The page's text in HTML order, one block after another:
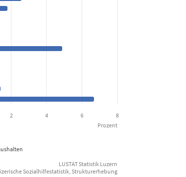
Merkmalen 2021
6.7.
Prozent
2 4 6 8
LUSTAT Statistik Luzern
Sozialhilfestatistik, Strukturerhebung